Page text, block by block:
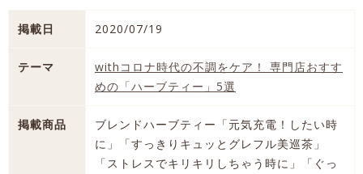
掲載日 2020/07/19
テーマ
withコロナ時代の不調をケア！ 専門店おすす
めの「ハーブティー」5選
掲載商品
ブレンドハーブティー「元気充電！したい時
に」「すっきりキュッとグレフル美巡茶」
「ストレスでキリキリしちゃう時に」「ぐっ